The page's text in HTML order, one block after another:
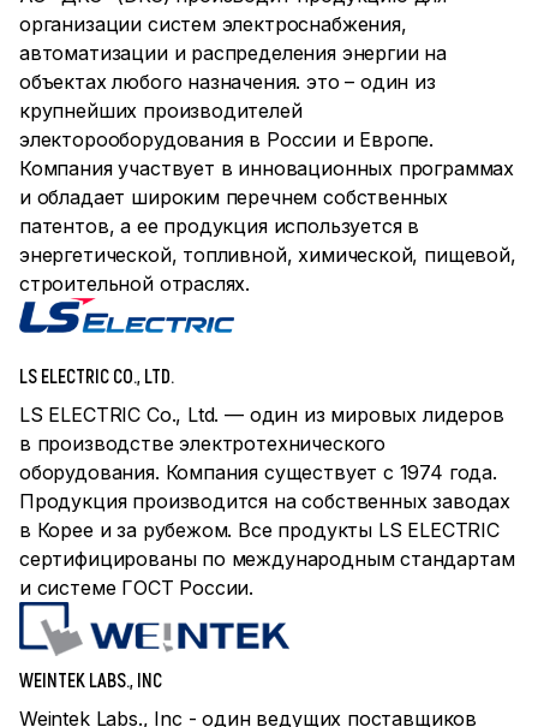
организации систем электроснабжения,
автоматизации и распределения энергии на
объектах любого назначения. это – один из
крупнейших производителей
электорооборудования в России и Европе.
Компания участвует в инновационных программах
и обладает широким перечнем собственных
патентов, а ее продукция используется в
энергетической, топливной, химической, пищевой,
строительной отраслях.
LS ELECTRIC CO., LTD.
LS ELECTRIC Co., Ltd. — один из мировых лидеров
в производстве электротехнического
оборудования. Компания существует с 1974 года.
Продукция производится на собственных заводах
в Корее и за рубежом. Все продукты LS ELECTRIC
сертифицированы по международным стандартам
и системе ГОСТ России.
WEINTEK LABS., INC
Weintek Labs., Inc - один ведущих поставщиков